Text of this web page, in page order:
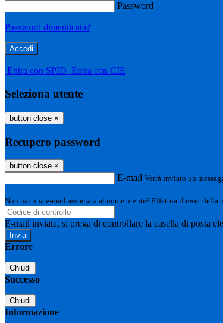
Password
Password dimenticata?
-
Entra con SPID Entra con CIE
Seleziona utente
button close ×
Recupero password
button close ×
E-mail Verrà inviato un
Non hai una e-mail associata al nome utente? Effettua il reset della
E-mail inviata, si prega di controllare la casella di posta
Errore
Chiudi
Successo
Chiudi
Informazione